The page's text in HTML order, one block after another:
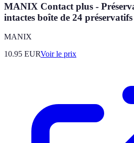
MANIX Contact plus -
intactes boîte de 24 préservatifs
MANIX
10.95 EURVoir le prix